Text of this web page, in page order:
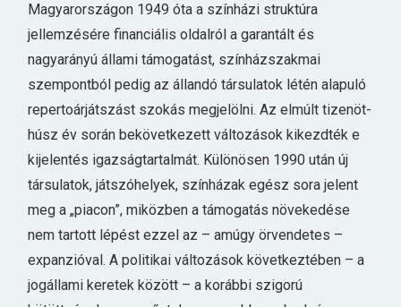
Magyarországon 1949 óta a színházi struktúra
jellemzésére financiális oldalról a garantált és
nagyarányú állami támogatást, színházszakmai
szempontból pedig az állandó társulatok létén alapuló
repertoárjátszást szokás megjelölni. Az elmúlt tizenöt-
húsz év során bekövetkezett változások kikezdték e
kijelentés igazságtartalmát. Különösen 1990 után új
társulatok, játszóhelyek, színházak egész sora jelent
meg a „piacon”, miközben a támogatás növekedése
nem tartott lépést ezzel az – amúgy örvendetes –
expanzióval. A politikai változások következtében – a
jogállami keretek között – a korábbi szigorú